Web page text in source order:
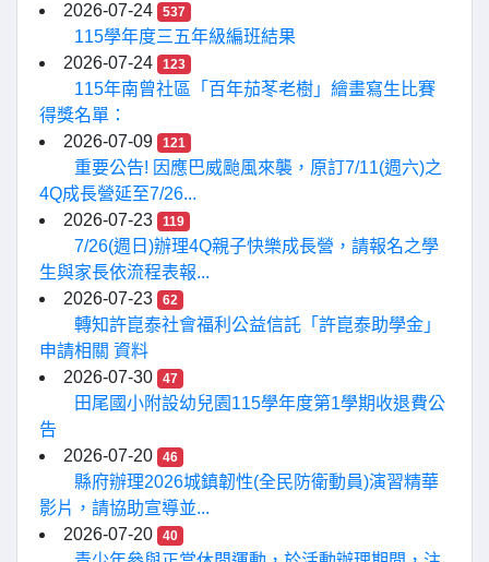
2026-07-24 537
115學年度三五年級編班結果
2026-07-24
123
115年南曾社區「百年茄苳老樹」繪畫寫生比賽
得獎名單：
2026-07-09
121
重要公告! 因應巴威颱風來襲，原訂7/11(週六)之
4Q成長營延至7/26...
2026-07-23
119
7/26(週日)辦理4Q親子快樂成長營，請報名之學
生與家長依流程表報...
2026-07-23
62
轉知許崑泰社會福利公益信託「許崑泰助學金」
申請相關 資料
2026-07-30
47
田尾國小附設幼兒園115學年度第1學期收退費公
告
2026-07-20
46
縣府辦理2026城鎮韌性(全民防衛動員)演習精華
影片，請協助宣導並...
2026-07-20
40